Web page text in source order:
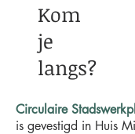
Kom
je
langs?
Circulaire
is gevestigd in Huis